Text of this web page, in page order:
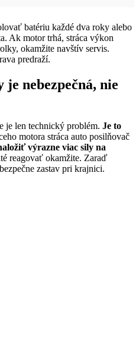
batériu každé dva roky alebo
Ak motor trhá, stráca výkon
okamžite navštív servis.
predraží.
je nebezpečná, nie
je len technický problém. Je to
motora stráca auto posilňovač
výrazne viac sily na
reagovať okamžite. Zaraď
zastav pri krajnici.